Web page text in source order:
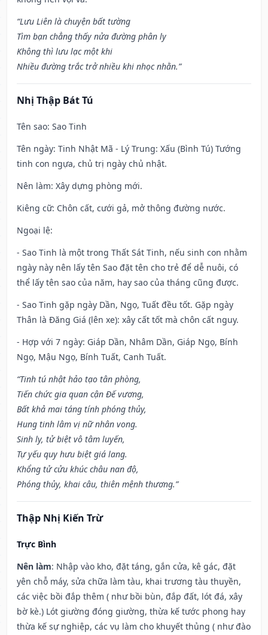
“Lưu Liên là chuyện bất tường
Tìm bạn chẳng thấy nửa đường phân ly
Không thì lưu lạc một khi
Nhiều đường trắc trở nhiều khi nhọc nhằn.”
Nhị Thập Bát Tú
Tên sao: Sao Tinh
Tên ngày: Tinh Nhật Mã - Lý Trung: Xấu (Bình Tú) Tướng
tinh con ngựa, chủ trị ngày chủ nhật.
Nên làm: Xây dựng phòng mới.
Kiêng cữ: Chôn cất, cưới gả, mở thông đường nước.
Ngoại lệ:
- Sao Tinh là một trong Thất Sát Tinh, nếu sinh con nhằm
ngày này nên lấy tên Sao đặt tên cho trẻ để dễ nuôi, có
thể lấy tên sao của năm, hay sao của tháng cũng được.
- Sao Tinh gặp ngày Dần, Ngọ, Tuất đều tốt. Gặp ngày
Thân là Đăng Giá (lên xe): xây cất tốt mà chôn cất nguy.
- Hợp với 7 ngày: Giáp Dần, Nhâm Dần, Giáp Ngọ, Bính
Ngọ, Mậu Ngọ, Bính Tuất, Canh Tuất.
“Tinh tú nhật hảo tạo tân phòng,
Tiến chức gia quan cận Đế vương,
Bất khả mai táng tính phóng thủy,
Hung tinh lâm vị nữ nhân vong.
Sinh ly, tử biệt vô tâm luyến,
Tự yếu quy hưu biệt giá lang.
Khổng tử cửu khúc châu nan độ,
Phóng thủy, khai câu, thiên mệnh thương.”
Thập Nhị Kiến Trừ
Trực Bình
Nên làm: Nhập vào kho, đặt táng, gắn cửa, kê gác, đặt
yên chỗ máy, sửa chữa làm tàu, khai trương tàu thuyền,
các việc bồi đắp thêm ( như bồi bùn, đắp đất, lót đá, xây
bờ kè.) Lót giường đóng giường, thừa kế tước phong hay
thừa kế sự nghiệp, các vụ làm cho khuyết thủng ( như đào